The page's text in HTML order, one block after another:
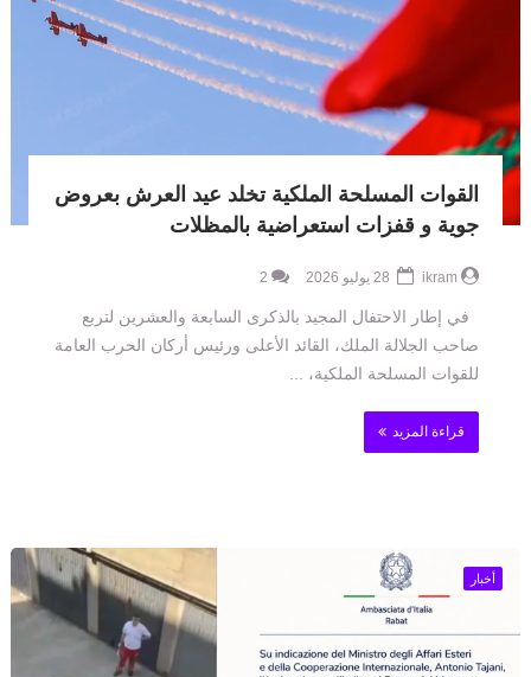
القوات المسلحة الملكية تخلد عيد العرش بعروض
جوية و قفزات استعراضية بالمظلات
ikram
2
في إطار الاحتفال المجيد بالذكرى السابعة والعشرين لتربع
صاحب الجلالة الملك، القائد الأعلى ورئيس أركان الحرب العامة
للقوات المسلحة الملكية، ...
قراءة المزيد
أخبار